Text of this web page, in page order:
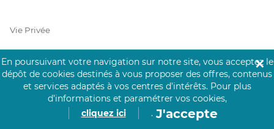
Vie Privée
PAIEMENT SÉCURISÉ
La collecte de vos informations de carte bancaire est cryptée
et assurée par Mangopay, société dûment agréée auprès de la
En poursuivant votre navigation sur notre site, vous acceptez le
dépôt de cookies destinés à vous proposer des offres, contenus
et services adaptés à vos centres d’intérêts. Pour plus
d’informations et paramétrer vos cookies,
cliquez ici
. J'accepte
✕